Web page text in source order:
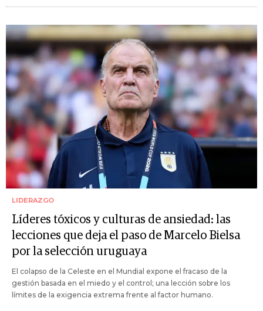
LIDERAZGO
Líderes tóxicos y culturas de ansiedad: las
lecciones que deja el paso de Marcelo Bielsa
por la selección uruguaya
El colapso de la Celeste en el Mundial expone el fracaso de la
gestión basada en el miedo y el control; una lección sobre los
límites de la exigencia extrema frente al factor humano.